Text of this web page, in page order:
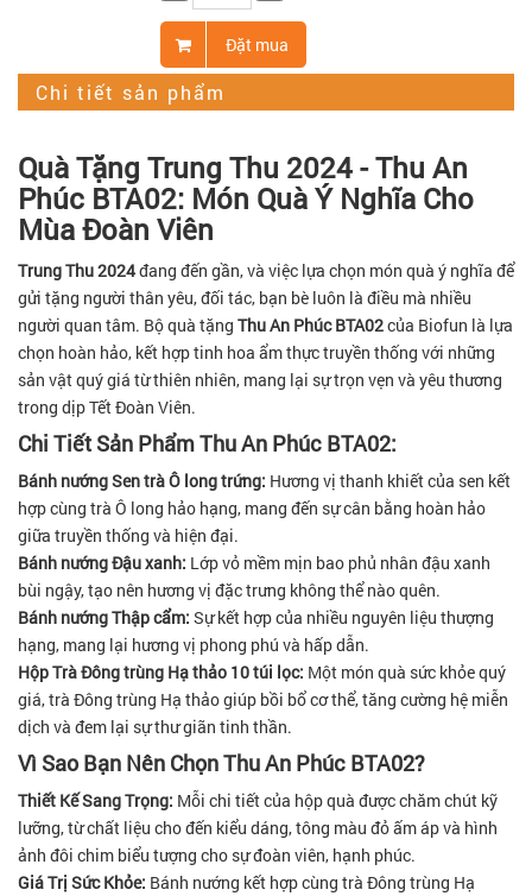
Đặt mua
Chi tiết sản phẩm
Quà Tặng Trung Thu 2024 - Thu An
Phúc BTA02: Món Quà Ý Nghĩa Cho
Mùa Đoàn Viên
Trung Thu 2024đang đến gần, và việc lựa chọn món quà ý nghĩa để
gửi tặng người thân yêu, đối tác, bạn bè luôn là điều mà nhiều
người quan tâm. Bộ quà tặng Thu An Phúc BTA02của Biofun là lựa
chọn hoàn hảo, kết hợp tinh hoa ẩm thực truyền thống với những
sản vật quý giá từ thiên nhiên, mang lại sự trọn vẹn và yêu thương
trong dịp Tết Đoàn Viên.
Chi Tiết Sản Phẩm Thu An Phúc BTA02:
Bánh nướng Sen trà Ô long trứng: Hương vị thanh khiết của sen kết
hợp cùng trà Ô long hảo hạng, mang đến sự cân bằng hoàn hảo
giữa truyền thống và hiện đại.
Bánh nướng Đậu xanh: Lớp vỏ mềm mịn bao phủ nhân đậu xanh
bùi ngậy, tạo nên hương vị đặc trưng không thể nào quên.
Bánh nướng Thập cẩm: Sự kết hợp của nhiều nguyên liệu thượng
hạng, mang lại hương vị phong phú và hấp dẫn.
Hộp Trà Đông trùng Hạ thảo 10 túi lọc: Một món quà sức khỏe quý
giá, trà Đông trùng Hạ thảo giúp bồi bổ cơ thể, tăng cường hệ miễn
dịch và đem lại sự thư giãn tinh thần.
Vì Sao Bạn Nên Chọn Thu An Phúc BTA02?
Thiết Kế Sang Trọng: Mỗi chi tiết của hộp quà được chăm chút kỹ
lưỡng, từ chất liệu cho đến kiểu dáng, tông màu đỏ ấm áp và hình
ảnh đôi chim biểu tượng cho sự đoàn viên, hạnh phúc.
Giá Trị Sức Khỏe: Bánh nướng kết hợp cùng trà Đông trùng Hạ